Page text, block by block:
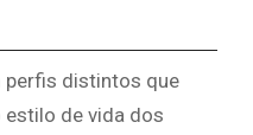
perfis distintos que
de vida dos